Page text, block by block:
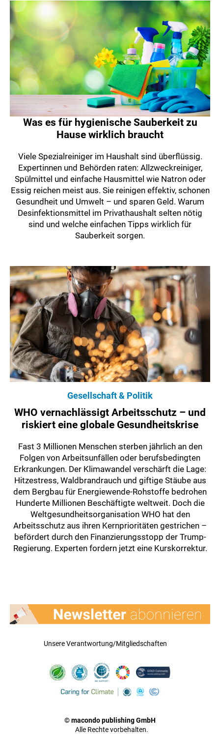
Was es für hygienische Sauberkeit zu
Hause wirklich braucht
Viele Spezialreiniger im Haushalt sind überflüssig.
Expertinnen und Behörden raten: Allzweckreiniger,
Spülmittel und einfache Hausmittel wie Natron oder
Essig reichen meist aus. Sie reinigen effektiv, schonen
Gesundheit und Umwelt – und sparen Geld. Warum
Desinfektionsmittel im Privathaushalt selten nötig
sind und welche einfachen Tipps wirklich für
Sauberkeit sorgen.
Gesellschaft & Politik
WHO vernachlässigt Arbeitsschutz – und
riskiert eine globale Gesundheitskrise
Fast 3 Millionen Menschen sterben jährlich an den
Folgen von Arbeitsunfällen oder berufsbedingten
Erkrankungen. Der Klimawandel verschärft die Lage:
Hitzestress, Waldbrandrauch und giftige Stäube aus
dem Bergbau für Energiewende-Rohstoffe bedrohen
Hunderte Millionen Beschäftigte weltweit. Doch die
Weltgesundheitsorganisation WHO hat den
Arbeitsschutz aus ihren Kernprioritäten gestrichen –
befördert durch den Finanzierungsstopp der Trump-
Regierung. Experten fordern jetzt eine Kurskorrektur.
Unsere Verantwortung/Mitgliedschaften
© macondo publishing GmbH
Alle Rechte vorbehalten.